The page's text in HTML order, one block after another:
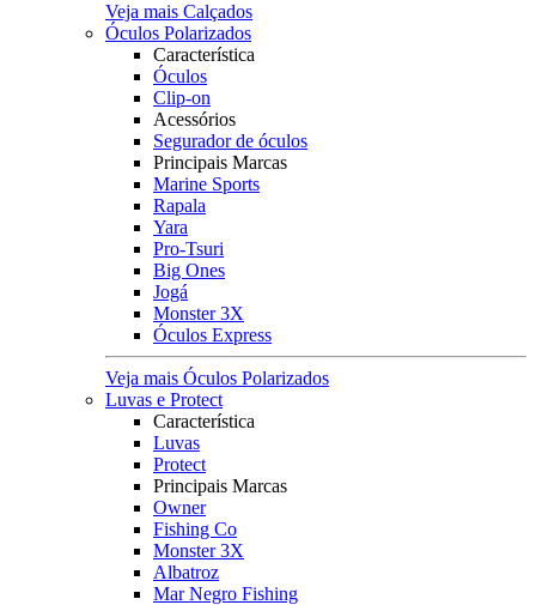
Veja mais Calçados
Óculos Polarizados
Característica
Óculos
Clip-on
Acessórios
Segurador de óculos
Principais Marcas
Marine Sports
Rapala
Yara
Pro-Tsuri
Big Ones
Jogá
Monster 3X
Óculos Express
Veja mais Óculos Polarizados
Luvas e Protect
Característica
Luvas
Protect
Principais Marcas
Owner
Fishing Co
Monster 3X
Albatroz
Mar Negro Fishing